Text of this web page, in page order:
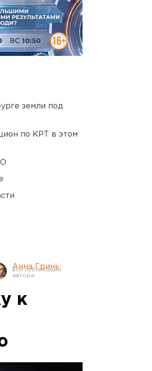
земли под
по КРТ в этом
Анна Гринь
к